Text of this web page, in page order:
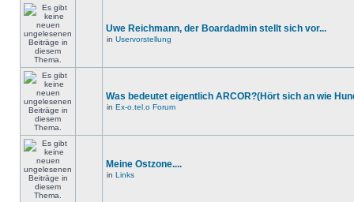
Uwe Reichmann, der Boardadmin stellt sich vor...
in Uservorstellung
Was bedeutet eigentlich ARCOR?(Hört sich an wie
in Ex-o.tel.o Forum
Meine Ostzone....
in Links